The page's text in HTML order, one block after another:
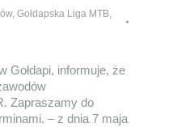
, Gołdapska Liga MTB,
Gołdapi, informuje, że
Zapraszamy do
– z dnia 7 maja